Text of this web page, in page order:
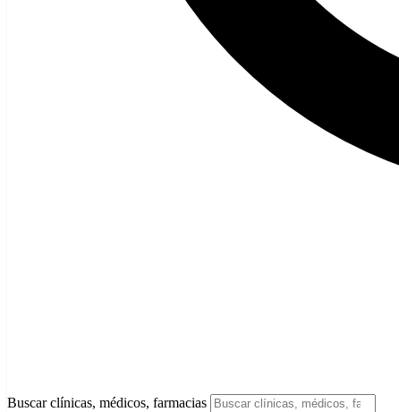
Buscar clínicas, médicos, farmacias